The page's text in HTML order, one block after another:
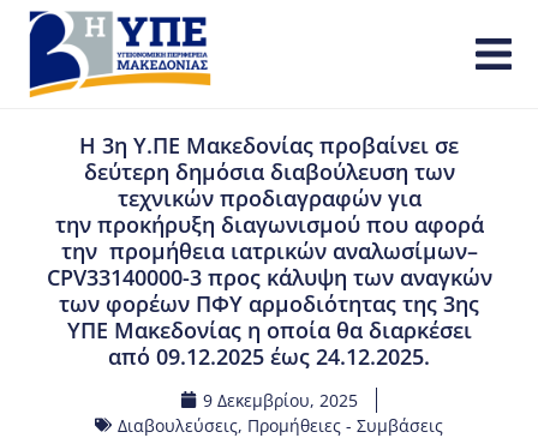
Η 3η Υ.ΠΕ Μακεδονίας προβαίνει σε
δεύτερη δημόσια διαβούλευση των
τεχνικών προδιαγραφών για
την προκήρυξη διαγωνισμού που αφορά
την προμήθεια ιατρικών αναλωσίμων–
CPV33140000-3 προς κάλυψη των αναγκών
των φορέων ΠΦΥ αρμοδιότητας της 3ης
ΥΠΕ Μακεδονίας η οποία θα διαρκέσει
από 09.12.2025 έως 24.12.2025.
9 Δεκεμβρίου, 2025
Διαβουλεύσεις, Προμήθειες - Συμβάσεις